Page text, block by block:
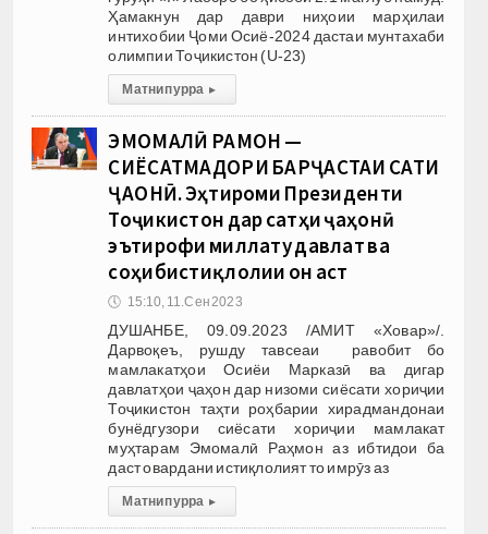
Ҳамакнун дар даври ниҳоии марҳилаи
интихобии Ҷоми Осиё-2024 дастаи мунтахаби
олимпии Тоҷикистон (U-23)
Матни пурра ▸
ЭМОМАЛӢ РАҲМОН —
СИЁСАТМАДОРИ БАРҶАСТАИ САТҲИ
ҶАҲОНӢ. Эҳтироми Президенти
Тоҷикистон дар сатҳи ҷаҳонӣ
эътирофи миллату давлат ва
соҳибистиқлолии он аст
🕔 15:10, 11.Сен 2023
ДУШАНБЕ, 09.09.2023 /АМИТ «Ховар»/.
Дарвоқеъ, рушду тавсеаи равобит бо
мамлакатҳои Осиёи Марказӣ ва дигар
давлатҳои ҷаҳон дар низоми сиёсати хориҷии
Тоҷикистон таҳти роҳбарии хирадмандонаи
бунёдгузори сиёсати хориҷии мамлакат
муҳтарам Эмомалӣ Раҳмон аз ибтидои ба
даст овардани истиқлолият то имрӯз аз
Матни пурра ▸